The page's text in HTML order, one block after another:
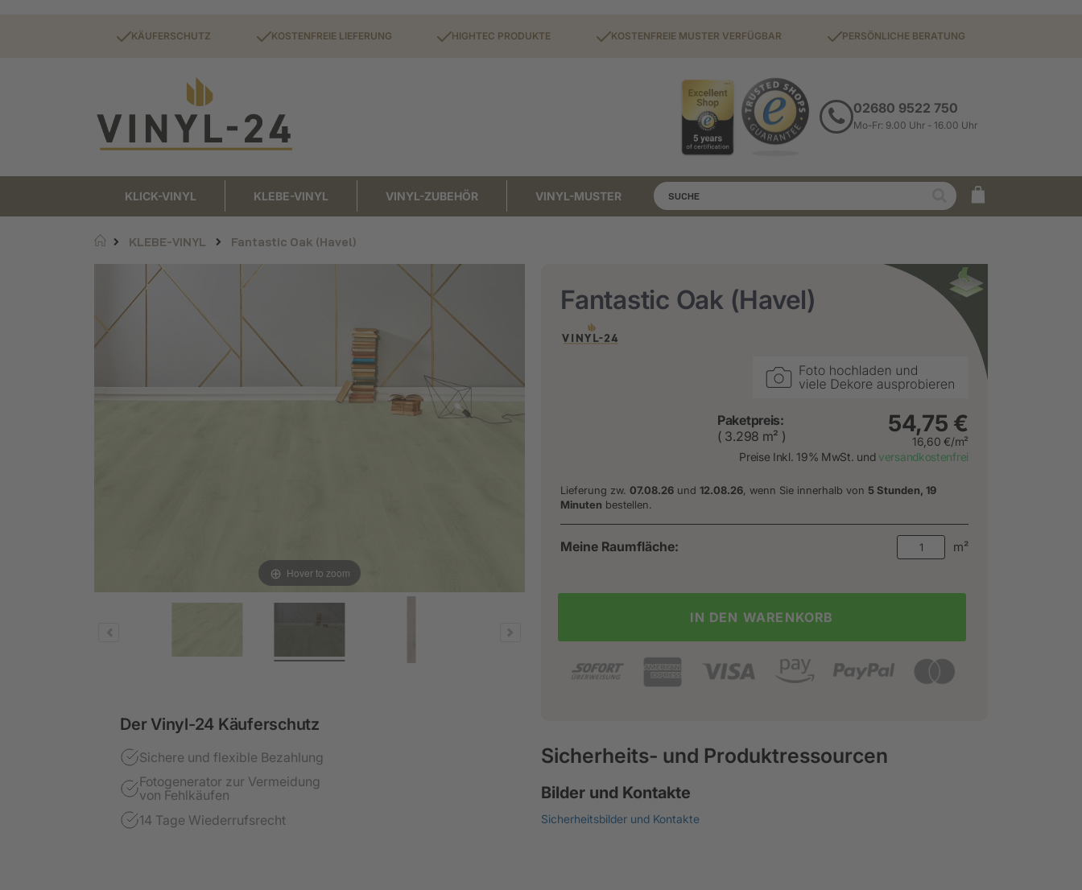
KÄUFERSCHUTZ KOSTENFREIE LIEFERUNG HIGHTEC PRODUKTE KOSTENFREIE MUSTER VERFÜGBAR PERSÖNLICHE BERATUNG
02680 9522 750
Mo-Fr: 9.00 Uhr - 16.00 Uhr
KLICK-VINYL KLEBE-VINYL VINYL-ZUBEHÖR VINYL-MUSTER
Suche
Suche
Startseite
KLEBE-VINYL Fantastic Oak (Havel)
Bildgalerie
springen
Bildgalerie
springen
Hover to zoom
Der Vinyl-24 Käuferschutz
Sichere und flexible Bezahlung
Fotogenerator zur Vermeidung
von Fehlkäufen
14 Tage Wiederrufsrecht
Fantastic Oak (Havel)
54,75 €
16,60 €/m²
Paketpreis:
( 3.298 m² )
Preise Inkl. 19% MwSt. und versandkostenfrei
Lieferung zw. 07.08.26 und 12.08.26, wenn Sie innerhalb von 5 Stunden, 19
Minuten bestellen.
Meine Raumfläche: m²
IN DEN WARENKORB
Sicherheits- und Produktressourcen
Bilder und Kontakte
Sicherheitsbilder und Kontakte